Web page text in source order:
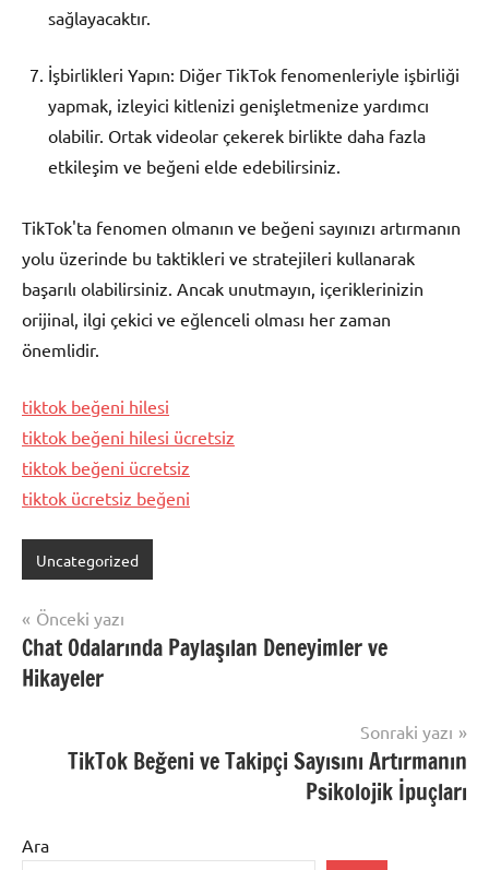
sağlayacaktır.
İşbirlikleri Yapın: Diğer TikTok fenomenleriyle işbirliği
yapmak, izleyici kitlenizi genişletmenize yardımcı
olabilir. Ortak videolar çekerek birlikte daha fazla
etkileşim ve beğeni elde edebilirsiniz.
TikTok'ta fenomen olmanın ve beğeni sayınızı artırmanın
yolu üzerinde bu taktikleri ve stratejileri kullanarak
başarılı olabilirsiniz. Ancak unutmayın, içeriklerinizin
orijinal, ilgi çekici ve eğlenceli olması her zaman
önemlidir.
tiktok beğeni hilesi
tiktok beğeni hilesi ücretsiz
tiktok beğeni ücretsiz
tiktok ücretsiz beğeni
Uncategorized
Yazı
gezinmesi
Önceki yazı
Chat Odalarında Paylaşılan Deneyimler ve
Hikayeler
Sonraki yazı
TikTok Beğeni ve Takipçi Sayısını Artırmanın
Psikolojik İpuçları
Ara